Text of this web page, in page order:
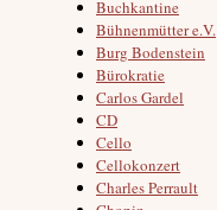
Buchkantine
Bühnenmütter e.V.
Burg Bodenstein
Bürokratie
Carlos Gardel
CD
Cello
Cellokonzert
Charles Perrault